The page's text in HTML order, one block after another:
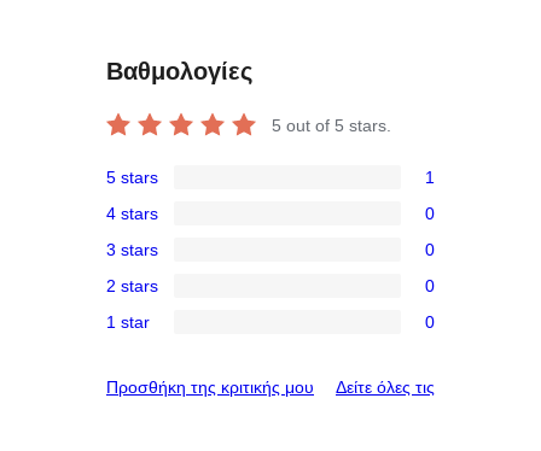
Βαθμολογίες
5 out of 5 stars.
5-
star
review
5 stars 1
4-
star
reviews
4 stars 0
3-
star
3 stars 0
2-
reviews
2 stars 0
star
1 star 0
Προσθήκη της κριτικής μου Δείτε όλες τις